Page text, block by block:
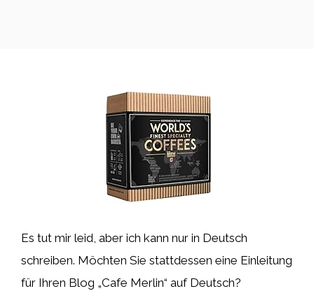
Es tut mir leid, aber ich kann nur in Deutsch
schreiben. Möchten Sie stattdessen eine Einleitung
für Ihren Blog „Cafe Merlin“ auf Deutsch?